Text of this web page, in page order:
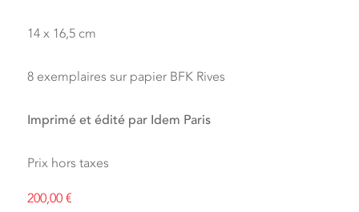
14 x 16,5 cm
8 exemplaires sur papier BFK Rives
Imprimé et édité par Idem Paris
Prix hors taxes
200,00€